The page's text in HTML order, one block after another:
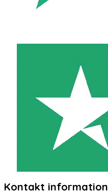
Kontakt information